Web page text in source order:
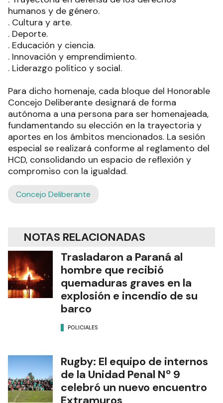
humanos y de género.
. Cultura y arte.
. Deporte.
. Educación y ciencia.
. Innovación y emprendimiento.
. Liderazgo político y social.
Para dicho homenaje, cada bloque del Honorable
Concejo Deliberante designará de forma
autónoma a una persona para ser homenajeada,
fundamentando su elección en la trayectoria y
aportes en los ámbitos mencionados. La sesión
especial se realizará conforme al reglamento del
HCD, consolidando un espacio de reflexión y
compromiso con la igualdad.
Concejo Deliberante
NOTAS RELACIONADAS
Trasladaron a Paraná al
hombre que recibió
quemaduras graves en la
explosión e incendio de su
barco
POLICIALES
Rugby: El equipo de internos
de la Unidad Penal Nº 9
celebró un nuevo encuentro